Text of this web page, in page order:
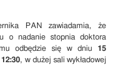
PAN zawiadamia, że
o nadanie stopnia doktora
odbędzie się w dniu 15
, w dużej sali wykładowej